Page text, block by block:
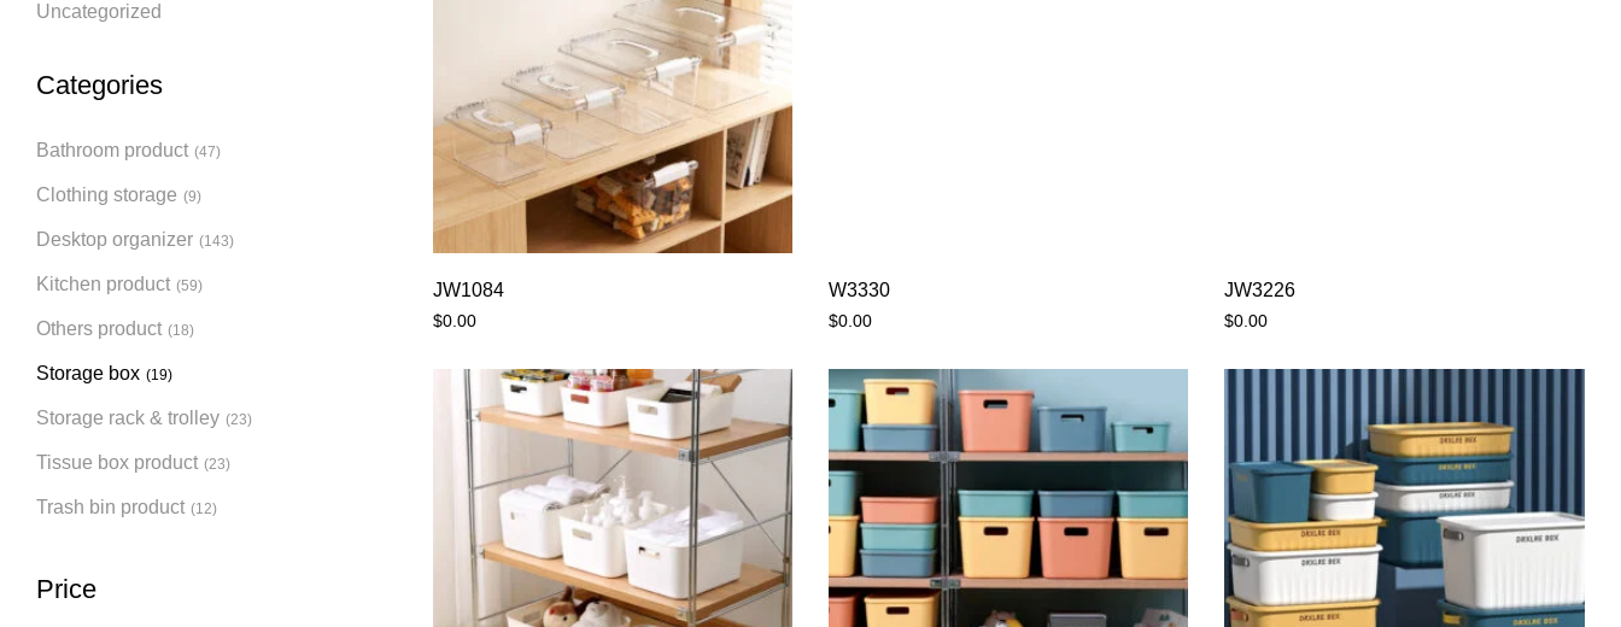
Uncategorized
Categories
Bathroom product (47)
Clothing storage (9)
Desktop organizer (143)
Kitchen product (59)
Others product (18)
Storage box (19)
Storage rack & trolley (23)
Tissue box product (23)
Trash bin product (12)
Price
JW1084
$0.00
W3330
$0.00
JW3226
$0.00